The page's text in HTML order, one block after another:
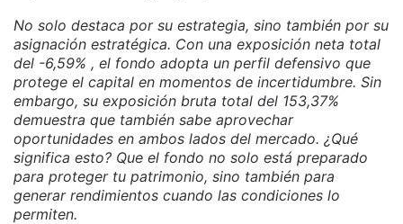
No solo destaca por su estrategia, sino también por su
asignación estratégica. Con una exposición neta total
del -6,59% , el fondo adopta un perfil defensivo que
protege el capital en momentos de incertidumbre. Sin
embargo, su exposición bruta total del 153,37%
demuestra que también sabe aprovechar
oportunidades en ambos lados del mercado. ¿Qué
significa esto? Que el fondo no solo está preparado
para proteger tu patrimonio, sino también para
generar rendimientos cuando las condiciones lo
permiten.